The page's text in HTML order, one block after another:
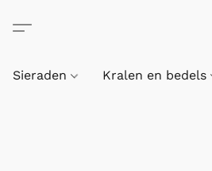
Sieraden Kralen en bedels